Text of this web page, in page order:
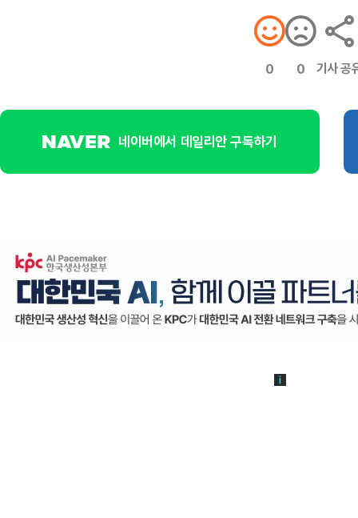
0 0 기사 공
네이버에서 데일리안 구독하기